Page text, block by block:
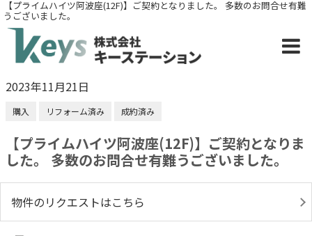
【プライムハイツ阿波座(12F)】ご契約となりました。 多数のお問合せ有難
うございました。
2023年11月21日
購入 リフォーム済み 成約済み
【プライムハイツ阿波座(12F)】ご契約となりま
した。 多数のお問合せ有難うございました。
物件のリクエストはこちら